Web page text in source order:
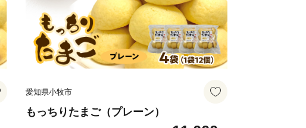
愛知県小牧市
もっちりたまご（プレーン）